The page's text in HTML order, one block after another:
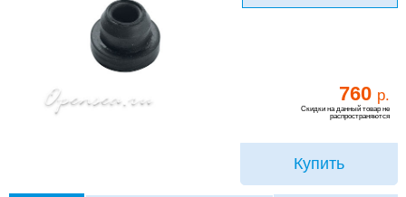
760 р.
Скидки на данный товар не
распространяются
Купить